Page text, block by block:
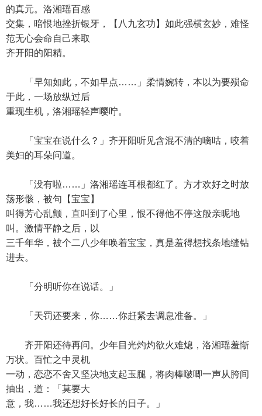
的真元。洛湘瑶百感
交集，暗恨地挫折银牙，【八九玄功】如此强横玄妙，难怪
范无心会命自己来取
齐开阳的阳精。
「早知如此，不如早点……」柔情婉转，本以为要殒命
于此，一场放纵过后
重现生机，洛湘瑶轻声嘤咛。
「宝宝在说什么？」齐开阳听见含混不清的嘀咕，咬着
美妇的耳朵问道。
「没有啦……」洛湘瑶连耳根都红了。方才欢好之时放
荡形骸，被句【宝宝】
叫得芳心乱颤，直叫到了心里，恨不得他不停这般亲昵地
叫。激情平静之后，以
三千年华，被个二八少年唤着宝宝，真是羞得想找条地缝钻
进去。
「分明听你在说话。」
「天罚还要来，你……你赶紧去调息准备。」
齐开阳还待再问。少年目光灼灼欲火难熄，洛湘瑶羞惭
万状。百忙之中灵机
一动，恋恋不舍又坚决地支起玉腿，将肉棒啵唧一声从胯间
抽出，道：「莫要大
意，我……我还想好长好长的日子。」